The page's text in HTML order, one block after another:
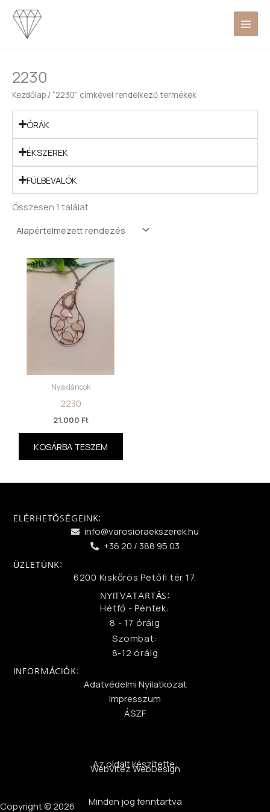
Skip
content
2230
Kezdőlap / “2230” címkével rendelkező termékek
ÓRÁK
ÉKSZEREK
FÜLBEVALÓK
Összesen 1 találat
Nyakláncok
2230
21.000 Ft
KOSÁRBA TESZEM
ELÉRHETŐSÉGEINK:
info@varosioraekszerek.hu
+36 20 / 388 95 03
ÜZLETÜNK:
6200 Kiskőrös Petőfi tér 17.
NYITVATARTÁS:
Hétfő - Péntek:
8 - 17 óráig
Szombat:
8-12 óráig
INFORMÁCIÓK:
Adatvédelmi Nyilatkozat
Impresszum
ÁSZF
Az oldalt készítette:
WebVitéz WebDesign
Minden jog fenntartva
Copyright © 2026